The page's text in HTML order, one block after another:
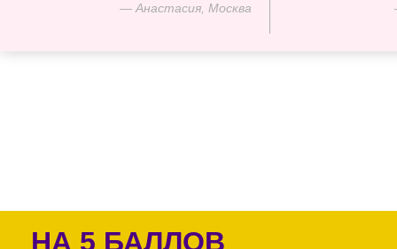
— Анастасия, Москва
НА 5 БАЛЛОВ